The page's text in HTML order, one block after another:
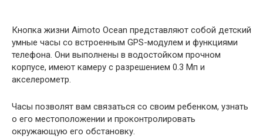
Кнопка жизни Aimoto Ocean представляют собой детский
умные часы со встроенным GPS-модулем и функциями
телефона. Они выполнены в водостойком прочном
корпусе, имеют камеру с разрешением 0.3 Мп и
акселерометр.
Часы позволят вам связаться со своим ребенком, узнать
о его местоположении и проконтролировать
окружающую его обстановку.